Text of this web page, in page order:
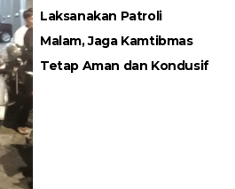
Laksanakan Patroli
Malam, Jaga Kamtibmas
Tetap Aman dan Kondusif